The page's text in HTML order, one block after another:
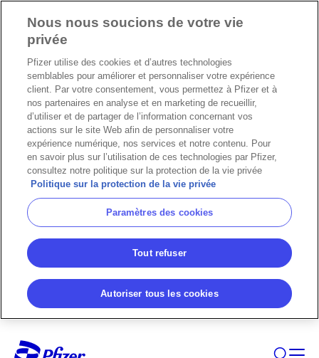
Nous nous soucions de votre vie
privée
Pfizer utilise des cookies et d’autres technologies
semblables pour améliorer et personnaliser votre expérience
client. Par votre consentement, vous permettez à Pfizer et à
nos partenaires en analyse et en marketing de recueillir,
d’utiliser et de partager de l’information concernant vos
actions sur le site Web afin de personnaliser votre
expérience numérique, nos services et notre contenu. Pour
en savoir plus sur l’utilisation de ces technologies par Pfizer,
consultez notre politique sur la protection de la vie privée
Politique sur la protection de la vie privée
Paramètres des cookies
Tout refuser
Autoriser tous les cookies